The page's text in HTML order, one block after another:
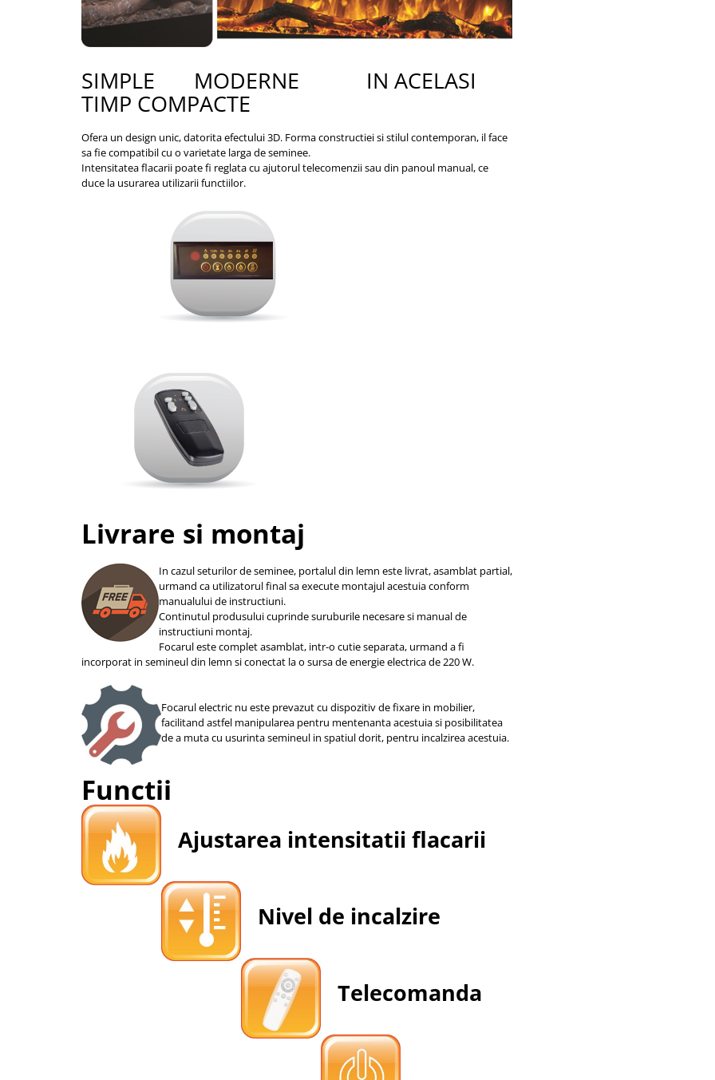
SIMPLE MODERNE IN ACELASI
TIMP COMPACTE
Ofera un design unic, datorita efectului 3D. Forma constructiei si stilul contemporan, il face
sa fie compatibil cu o varietate larga de seminee.
Intensitatea flacarii poate fi reglata cu ajutorul telecomenzii sau din panoul manual, ce
duce la usurarea utilizarii functiilor.
Livrare si montaj
In cazul seturilor de seminee, portalul din lemn este livrat, asamblat partial,
urmand ca utilizatorul final sa execute montajul acestuia conform
manualului de instructiuni.
Continutul produsului cuprinde suruburile necesare si manual de
instructiuni montaj.
Focarul este complet asamblat, intr-o cutie separata, urmand a fi
incorporat in semineul din lemn si conectat la o sursa de energie electrica de 220 W.
Focarul electric nu este prevazut cu dispozitiv de fixare in mobilier,
facilitand astfel manipularea pentru mentenanta acestuia si posibilitatea
de a muta cu usurinta semineul in spatiul dorit, pentru incalzirea acestuia.
Functii
Ajustarea intensitatii flacarii
Nivel de incalzire
Telecomanda